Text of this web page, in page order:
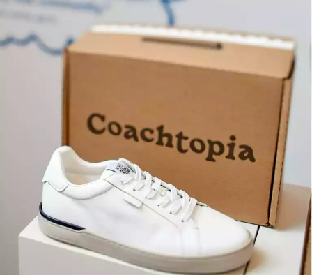
les produits Coachtopia
et en développant
recyclage, nous nous
de vie de nos produits et
est restauré, réparé